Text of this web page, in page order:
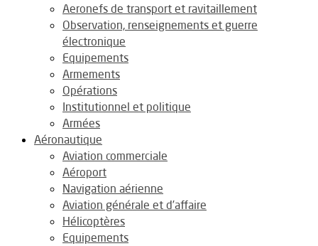
Aeronefs de transport et ravitaillement
Observation, renseignements et guerre
électronique
Equipements
Armements
Opérations
Institutionnel et politique
Armées
Aéronautique
Aviation commerciale
Aéroport
Navigation aérienne
Aviation générale et d’affaire
Hélicoptères
Equipements